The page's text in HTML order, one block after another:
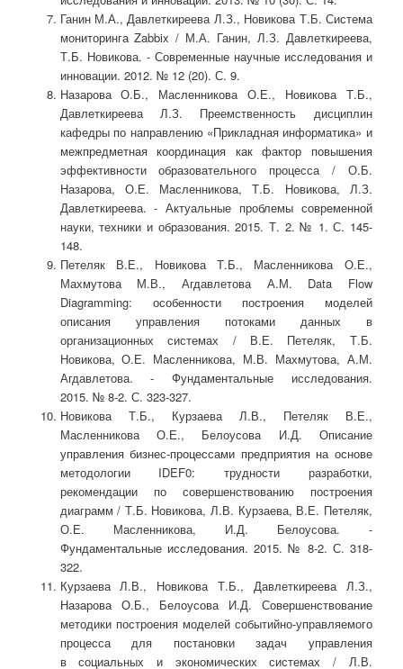
Ганин М.А., Давлеткиреева Л.З., Новикова Т.Б. Система
мониторинга Zabbix / М.А. Ганин, Л.З. Давлеткиреева,
Т.Б. Новикова. - Современные научные исследования и
инновации. 2012. № 12 (20). С. 9.
Назарова О.Б., Масленникова О.Е., Новикова Т.Б.,
Давлеткиреева Л.З. Преемственность дисциплин
кафедры по направлению «Прикладная информатика» и
межпредметная координация как фактор повышения
эффективности образовательного процесса / О.Б.
Назарова, О.Е. Масленникова, Т.Б. Новикова, Л.З.
Давлеткиреева. - Актуальные проблемы современной
науки, техники и образования. 2015. Т. 2. № 1. С. 145-
148.
Петеляк В.Е., Новикова Т.Б., Масленникова О.Е.,
Махмутова М.В., Агдавлетова А.М. Data Flow
Diagramming: особенности построения моделей
описания управления потоками данных в
организационных системах / В.Е. Петеляк, Т.Б.
Новикова, О.Е. Масленникова, М.В. Махмутова, А.М.
Агдавлетова. - Фундаментальные исследования.
2015. № 8-2. С. 323-327.
Новикова Т.Б., Курзаева Л.В., Петеляк В.Е.,
Масленникова О.Е., Белоусова И.Д. Описание
управления бизнес-процессами предприятия на основе
методологии IDEF0: трудности разработки,
рекомендации по совершенствованию построения
диаграмм / Т.Б. Новикова, Л.В. Курзаева, В.Е. Петеляк,
О.Е. Масленникова, И.Д. Белоусова. -
Фундаментальные исследования. 2015. № 8-2. С. 318-
322.
Курзаева Л.В., Новикова Т.Б., Давлеткиреева Л.З.,
Назарова О.Б., Белоусова И.Д. Совершенствование
методики построения моделей событийно-управляемого
процесса для постановки задач управления
в социальных и экономических системах / Л.В.